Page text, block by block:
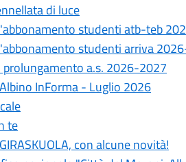
di luce
studenti atb-teb
studenti arriva
a.s. 2026-2027
InForma - Luglio 2026
te
con alcune novità!